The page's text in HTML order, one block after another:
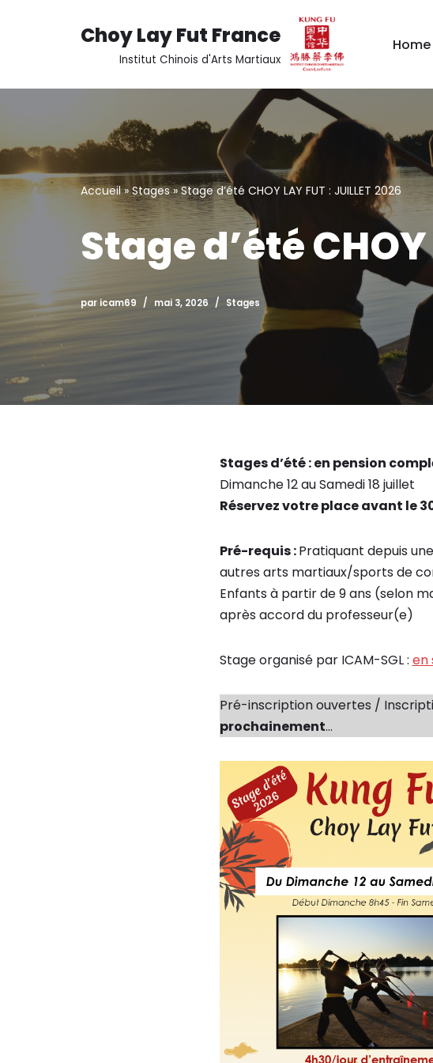
contenu
Choy Lay Fut France
Institut Chinois d'Arts Martiaux
Home
Accueil»Stages»Stage d’été CHOY LAY FUT : JUILLET 2026
Stage d’été CHOY
par icam69 mai 3, 2026 Stages
Stages d’été : en pension
Dimanche 12 au Samedi 18 juillet
Réservez votre place avant le
Pré-requis :Pratiquant depuis
autres arts martiaux/sports de
Enfants à partir de 9 ans (selon
après accord du professeur(e)
Stage organisé par ICAM-SGL : en
Pré-inscription ouvertes /
prochainement…